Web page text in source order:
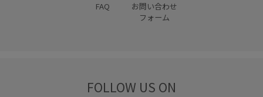
FAQ
お問い合わせ
フォーム
FOLLOW US ON